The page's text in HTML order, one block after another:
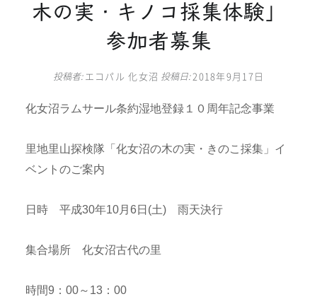
木の実・キノコ採集体験」
参加者募集
投稿者: エコパル 化女沼 投稿日: 2018年9月17日
化女沼ラムサール条約湿地登録１０周年記念事業
里地里山探検隊「化女沼の木の実・きのこ採集」イ
ベントのご案内
日時 平成30年10月6日(土) 雨天決行
集合場所 化女沼古代の里
時間9：00～13：00